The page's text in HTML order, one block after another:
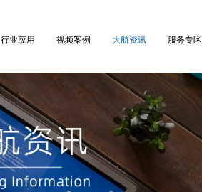
行业应用 视频案例 大航资讯 服务专区